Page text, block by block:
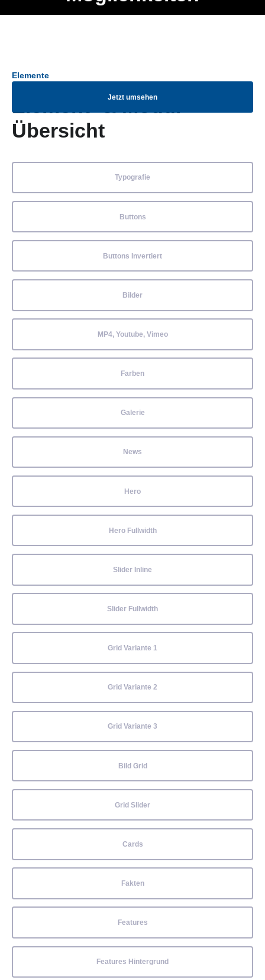
Jetzt umsehen
Elemente
Element- & Modul-
Übersicht
Typografie
Buttons
Buttons Invertiert
Bilder
MP4, Youtube, Vimeo
Farben
Galerie
News
Hero
Hero Fullwidth
Slider Inline
Slider Fullwidth
Grid Variante 1
Grid Variante 2
Grid Variante 3
Bild Grid
Grid Slider
Cards
Fakten
Features
Features Hintergrund